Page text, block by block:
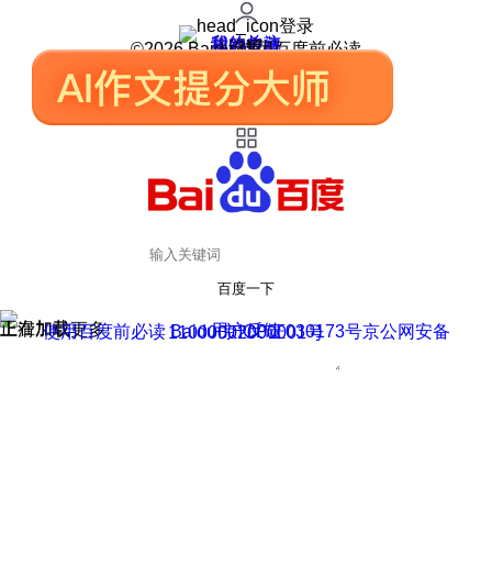
登录
我的关注
我的收藏
皮肤中心
用户反馈
设置
©2026 Baidu 使用百度前必读
百度一下
正在加载
上滑加载更多 用户反馈
使用百度前必读 Baidu 京ICP证030173号
京公网安备11000002000001号